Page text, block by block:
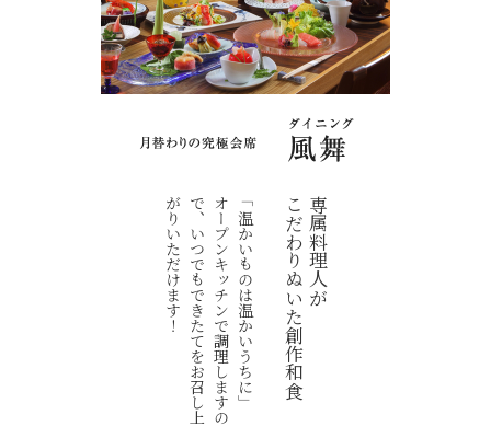
専属料理人が
こだわりぬいた創作和食
「温かいものは温かいうちに」
オ
ー
プ
ン
キ
ッ
チ
ン
で
調
理
し
ま
す
の
で
、
い
つ
で
も
で
き
た
て
を
お
召
し
上
が
り
い
た
だ
け
ま
す
！